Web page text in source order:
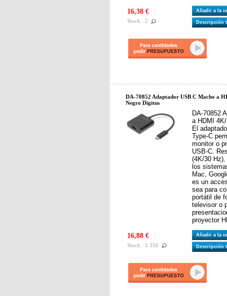
16,38 €
Stock : 2
Añadir a la
Descripción
DA-70852 Adaptador USB C Macho a
Negro Digitus
DA-70852
a HDMI
El
Type-C
monitor o
USB-C.
(4K/30
los
Mac,
es un
sea para
portátil de
televisor o
proyector
16,88 €
Stock : 1.356
Añadir a la
Descripción